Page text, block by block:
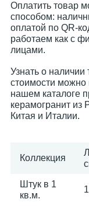
Оплатить товар
способом:
оплатой по QR-
работаем как с
лицами.
Узнать о наличии
стоимости можно
нашем каталоге
керамогранит из
Китая и Италии.
Коллекция
Штук в 1
кв.м.